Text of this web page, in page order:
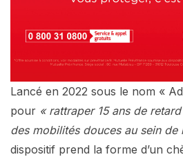
Lancé en 2022 sous le nom «
pour « rattraper 15 ans de
des mobilités douces au sein de
dispositif prend la forme d’un